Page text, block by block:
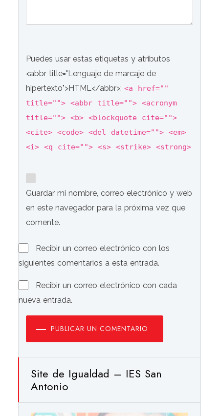
Puedes usar estas etiquetas y atributos
<abbr title="Lenguaje de marcaje de
hipertexto">HTML</abbr>:<a href=""
title=""> <abbr title=""> <acronym
title=""> <b> <blockquote cite="">
<cite> <code> <del datetime=""> <em>
<i> <q cite=""> <s> <strike> <strong>
Guardar mi nombre, correo electrónico y web
en este navegador para la próxima vez que
comente.
Recibir un correo electrónico con los
siguientes comentarios a esta entrada.
Recibir un correo electrónico con cada
nueva entrada.
PUBLICAR UN COMENTARIO
Site de Igualdad – IES San
Antonio